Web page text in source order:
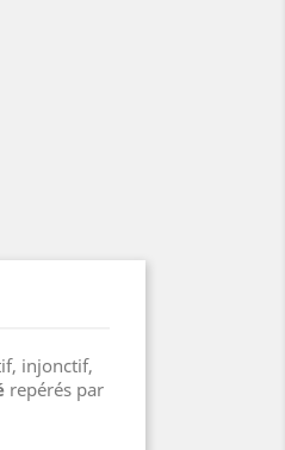
injonctif,
repérés par